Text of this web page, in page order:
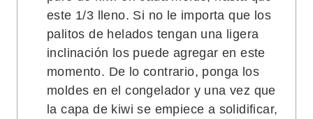
este 1/3 lleno. Si no le importa que los
palitos de helados tengan una ligera
inclinación los puede agregar en este
momento. De lo contrario, ponga los
moldes en el congelador y una vez que
la capa de kiwi se empiece a solidificar,